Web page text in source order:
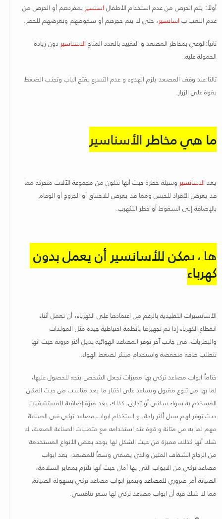
أولاُ: يتم الحرص من عدم استخدام الأطفال اسنسير بمفردهم أو الحرص من
عدم اللعب ب اسانسير، حتى لا يتم حجزهم أو سقوطهم وتعرضهم للخطر.
ثانياُ:الوعي بمخاطر المصعد و التقييد بالعدد المتاح الاسناسير دون زيادة
الحمولة عليه.
ثالثا:عند وقف المصعد يلزم الهدوء و عدم التسرع بفتح الباب وتجنب الضغط
بقوة على الزرار.
ما هي مخاطرالأسناسير
يعد الاسانسير وسيلة خطرة حيث أنها تتكون من مجموعة الآلات متحركة مما
قد يعرض الأفراد للحبس ومما قد يعرض للاختناق أو الجروج أو الوفاة,
بالإضافة إلى السقوط أو خطر التكهرب.
هل يمكن للأسانسير أن يعمل بدون
كهرباء
الأسانسيرات التقليدية بالرغم من اعتمادها على الكهرباء، أن تعمل أثناء
انقطاع الكهرباء إذا تم تجهيزها بأنظمة احتياطية جيدة مثل المولدات
والبطريات، فى جانب آخر توفر المصاعد الهوائية بديل أكثر مرونة حيث انها
تتطلب طاقة منخفضة واستخدام مبتكر لضغط الهواء.
ختاماُ ابواب مصاعد تركي بها مميزات تجعل الشخص يتجه للحصول عليها،
لما بها من تنوع مقبول ويساعد على اختيار ما يعد مناسب من حيث المكان
المسخدم به سواء سكني أو تجاري، كذلك يعد ميزة إضافية للمستشفيات
حيث توفر لهم سبل أكثر راحة، و استخدام ابواب مصاعد تركي فى الصناعة
مهم لما به من متانة و قوة عند استخدامه مع متطلبات الصناعة الصعبة، لا
شك أنها كذلك مميزة من حيث الشكل لها يوجد بعض الأنواع المستخدمة
من الزجاج الشفاف المتين والذى يضفي وسعاُ للمصعد، يعد ابواب
مصاعد تركي من الابواب التى بها أمان حيث أنها تلتزم بمعاير السلامة،
الصيانة أمر ضروري للمصاعد ويتميز ابواب مصاعد تركي بسهولة الصيانة,
مما لا شك فيه أن ابواب مصاعد تركي لها سعر تنافسي.